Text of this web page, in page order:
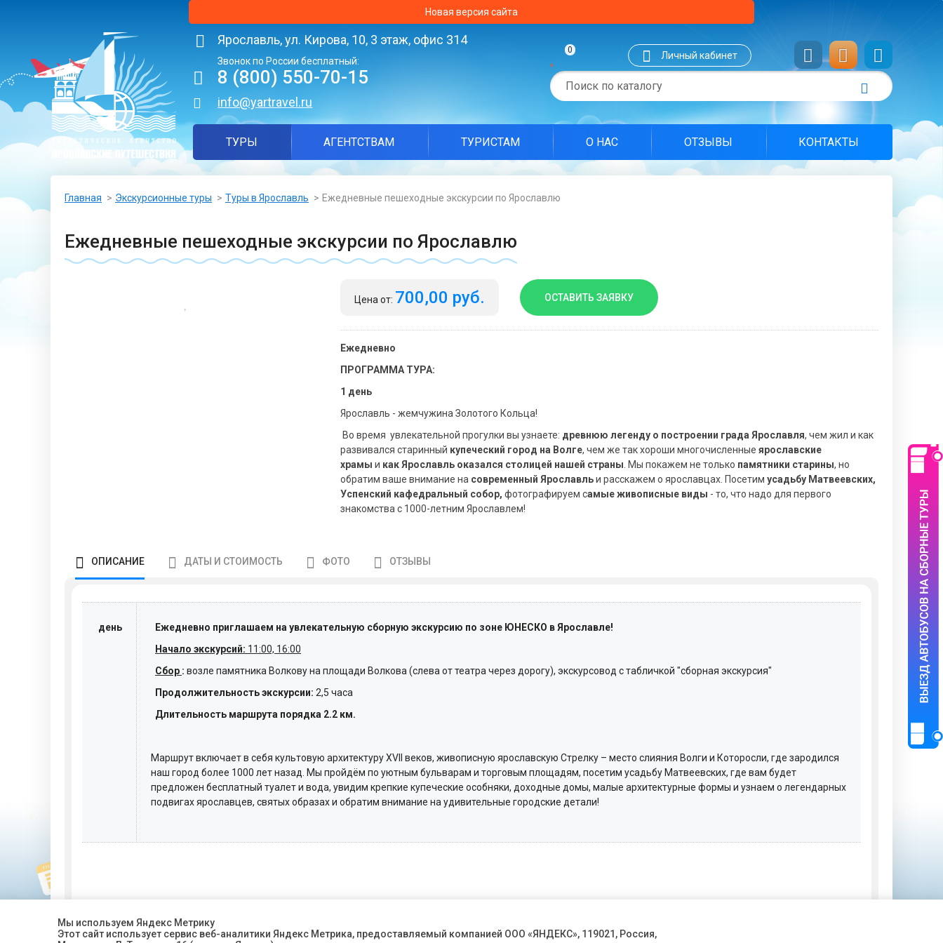
Новая версия сайта
Ярославль, ул. Кирова, 10, 3 этаж, офис 314
Звонок по России бесплатный:
8 (800) 550-70-15
info@yartravel.ru
0
Личный кабинет
ТУРЫ АГЕНТСТВАМ ТУРИСТАМ О НАС ОТЗЫВЫ КОНТАКТЫ
Мы используем Яндекс Метрику
Этот сайт использует сервис веб-аналитики Яндекс Метрика, предоставляемый компанией ООО «ЯНДЕКС», 119021, Россия,
Главная Экскурсионные туры Туры в Ярославль Ежедневные пешеходные экскурсии по Ярославлю
Ежедневные пешеходные экскурсии по Ярославлю
Цена от: 700,00 руб. ОСТАВИТЬ ЗАЯВКУ
Ежедневно
ПРОГРАММА ТУРА:
1 день
Ярославль - жемчужина Золотого Кольца!
Во время увлекательной прогулки вы узнаете: древнюю легенду о построении града Ярославля, чем жил и как
развивался старинный купеческий город на Волге, чем же так хороши многочисленныеярославские
храмы и как Ярославль оказался столицей нашей страны. Мы покажем не только памятники старины, но
обратим ваше внимание на современный Ярославльи расскажем о ярославцах. Посетимусадьбу Матвеевских,
Успенский кафедральный собор, фотографируем самые живописные виды - то, что надо для первого
знакомства с 1000-летним Ярославлем!
ОПИСАНИЕ ДАТЫ И СТОИМОСТЬ ФОТО ОТЗЫВЫ
день
Ежедневно приглашаем на увлекательную сборную экскурсию по зоне ЮНЕСКО в Ярославле!
Начало экскурсий: 11:00, 16:00
Сбор : возле памятника Волкову на площади Волкова (слева от театра через дорогу), экскурсовод с табличкой "сборная экскурсия"
Продолжительность экскурсии: 2,5 часа
Длительность маршрута порядка 2.2 км.
Маршрут включает в себя культовую архитектуру XVII веков, живописную ярославскую Стрелку – место слияния Волги и Которосли, где зародился
наш город более 1000 лет назад. Мы пройдём по уютным бульварам и торговым площадям, посетим усадьбу Матвеевских, где вам будет
предложен бесплатный туалет и вода, увидим крепкие купеческие особняки, доходные домы, малые архитектурные формы и узнаем о легендарных
подвигах ярославцев, святых образах и обратим внимание на удивительные городские детали!